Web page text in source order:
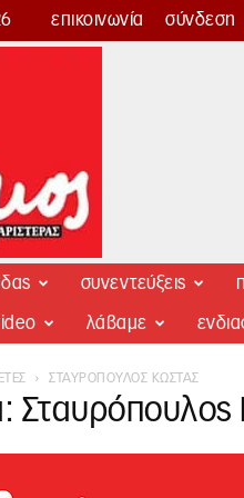
επικοινωνία σύνδεση
συνεντεύξεις
λάβαμε
ΣΤΑΥΡΌΠΟΥΛΟΣ ΚΏΣΤΑΣ